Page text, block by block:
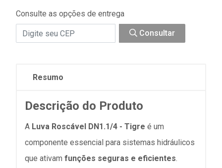
Consulte as opções de entrega
Consultar
Resumo
Descrição do Produto
A Luva Roscável DN1.1/4 - Tigre é um
componente essencial para sistemas hidráulicos
que ativam funções seguras e eficientes.